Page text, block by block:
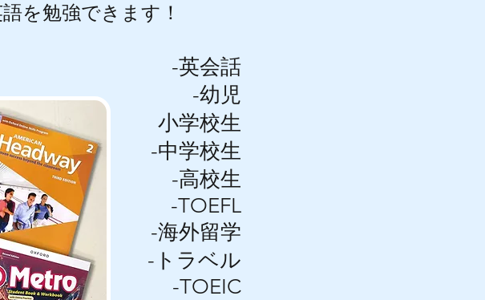
を勉強できます！
-英会話
-幼児
小学校生
-中学校生
-高校生
-TOEFL
-海外留学
-トラベル
-TOEIC